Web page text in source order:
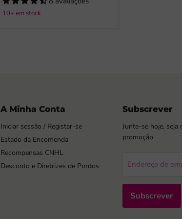
10+ em stock
A Minha Conta
Iniciar sessão / Registar-se
Estado da Encomenda
Recompensas CNHL
Desconto e Diretrizes de Pontos
Subscrever
Junte-se hoje, seja
promoção
Endereço de
Subscrever